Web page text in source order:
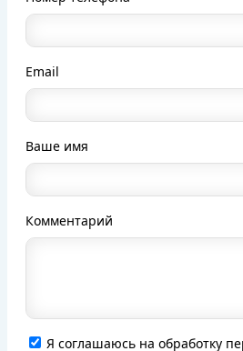
Email
Ваше имя
Комментарий
Я соглашаюсь на обработку